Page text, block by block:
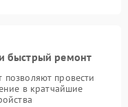
быстрый ремонт
провести
в кратчайшие